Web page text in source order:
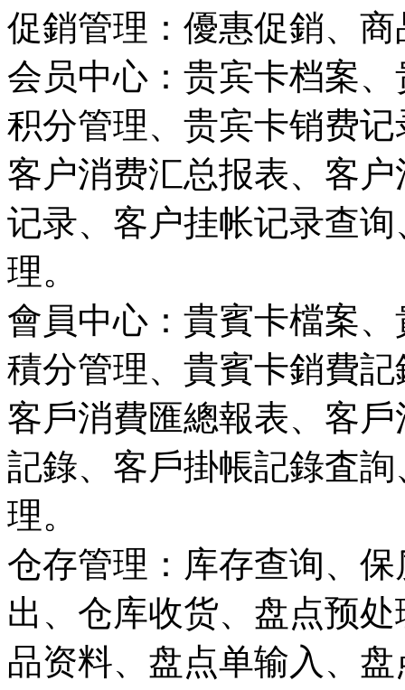
促銷管理：優惠促銷、
会员中心：贵宾卡档案
积分管理、贵宾卡销费
客户消费汇总报表、客
记录、客户挂帐记录查
理。
會員中心：貴賓卡檔案
積分管理、貴賓卡銷費
客戶消費匯總報表、客
記錄、客戶掛帳記錄査
理。
仓存管理：库存查询、
出、仓库收货、盘点预
品资料、盘点单输入、